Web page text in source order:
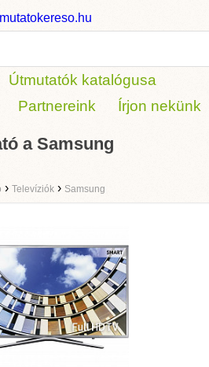
Útmutatók katalógusa
Partnereink Írjon nekünk
a Samsung
› Televíziók › Samsung